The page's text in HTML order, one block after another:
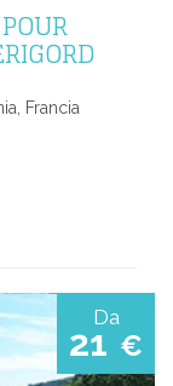
Francia
Da
21 €